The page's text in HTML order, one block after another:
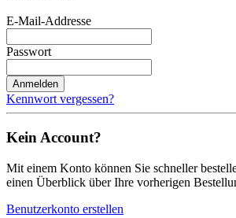
E-Mail-Addresse
Passwort
Anmelden
Kennwort vergessen?
Kein Account?
Mit einem Konto können Sie schneller
einen Überblick über Ihre vorherigen
Benutzerkonto erstellen